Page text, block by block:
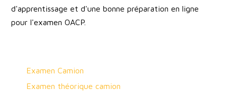
d'apprentissage et d'une bonne préparation en ligne
pour l'examen OACP.
Examen Camion
Examen théorique camion